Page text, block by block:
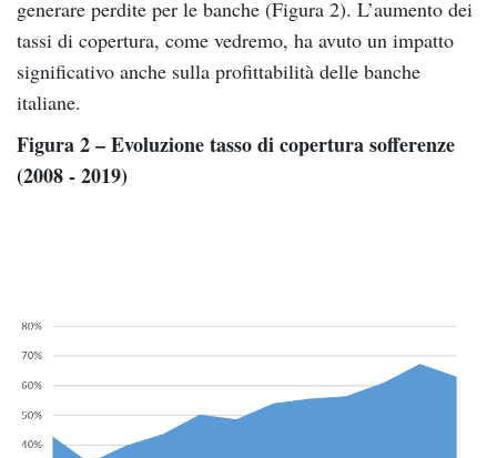
generare perdite per le banche (Figura 2). L’aumento dei
tassi di copertura, come vedremo, ha avuto un impatto
significativo anche sulla profittabilità delle banche
italiane.
Figura 2 – Evoluzione tasso di copertura sofferenze
(2008 - 2019)